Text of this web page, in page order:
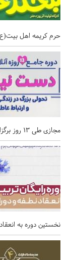
حرم کریمه اهل
مجازی طی 13 روز برگزار می شود.
نخستین دوره به